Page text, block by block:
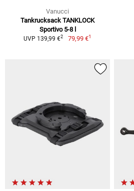
Vanucci
Tankrucksack TANKLOCK
Sportivo 5-8 l
UVP 139,99 €2 79,99 €1